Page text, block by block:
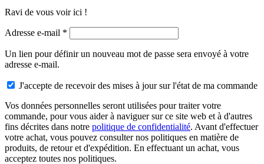
Ravi de vous voir ici !
Adresse e-mail *
Un lien pour définir un nouveau mot de passe sera envoyé à votre
adresse e-mail.
J'accepte de recevoir des mises à jour sur l'état de ma commande
Vos données personnelles seront utilisées pour traiter votre
commande, pour vous aider à naviguer sur ce site web et à d'autres
fins décrites dans notre politique de confidentialité. Avant d'effectuer
votre achat, vous pouvez consulter nos politiques en matière de
produits, de retour et d'expédition. En effectuant un achat, vous
acceptez toutes nos politiques.